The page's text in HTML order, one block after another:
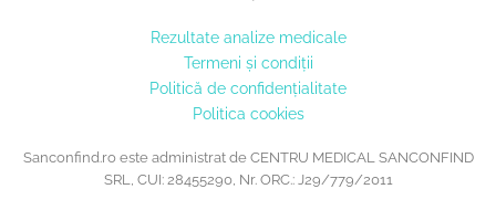
Rezultate analize medicale
Termeni și condiții
Politică de confidențialitate
Politica cookies
Sanconfind.ro este administrat de CENTRU MEDICAL SANCONFIND
SRL, CUI: 28455290, Nr. ORC.: J29/779/2011